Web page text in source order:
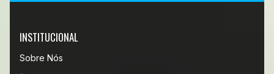
INSTITUCIONAL
Sobre Nós